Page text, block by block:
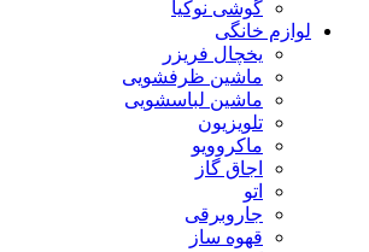
گوشی نوکیا
لوازم خانگی
یخچال فریزر
ماشین ظرفشویی
ماشین لباسشویی
تلویزیون
ماکروویو
اجاق گاز
اتو
جاروبرقی
قهوه ساز